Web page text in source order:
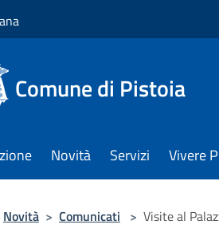
Comune di Pistoia
Novità Servizi Vivere
Novità > Comunicati > Visite al